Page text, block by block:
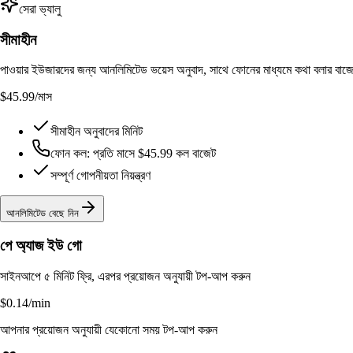
সেরা ভ্যালু
সীমাহীন
পাওয়ার ইউজারদের জন্য আনলিমিটেড ভয়েস অনুবাদ, সাথে ফোনের মাধ্যমে কথা বলার
$45.99/মাস
সীমাহীন অনুবাদের মিনিট
ফোন কল: প্রতি মাসে $45.99 কল বাজেট
সম্পূর্ণ গোপনীয়তা নিয়ন্ত্রণ
আনলিমিটেড বেছে নিন
পে অ্যাজ ইউ গো
সাইনআপে ৫ মিনিট ফ্রি, এরপর প্রয়োজন অনুযায়ী টপ-আপ করুন
$0.14/min
আপনার প্রয়োজন অনুযায়ী যেকোনো সময় টপ-আপ করুন